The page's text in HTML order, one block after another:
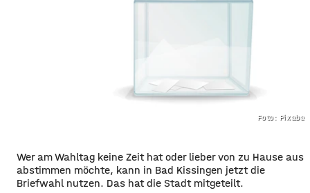
Foto:
Wer am Wahltag keine Zeit hat oder lieber von zu Hause aus
abstimmen möchte, kann in Bad Kissingen jetzt die
Briefwahl nutzen. Das hat die Stadt mitgeteilt.